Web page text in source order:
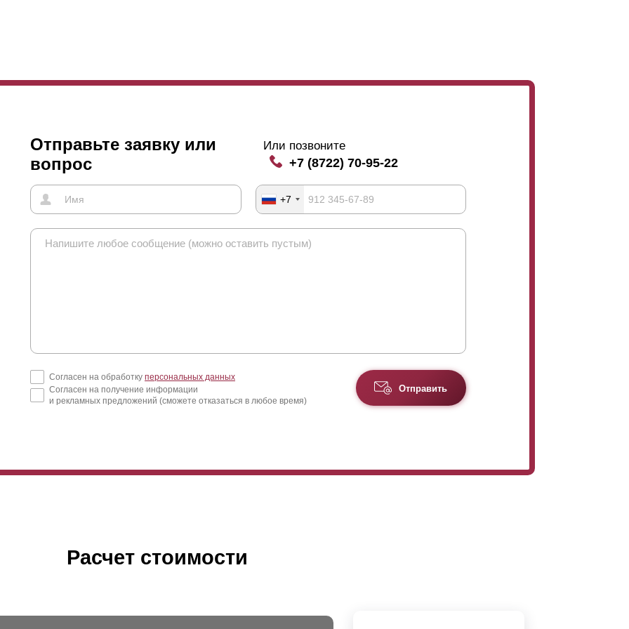
Отправьте заявку или
вопрос
Или позвоните
+7 (8722) 70-95-22
+7
Согласен на обработку персональных данных
Согласен на получение информации
и рекламных предложений (сможете отказаться в любое время)
Отправить
Расчет стоимости